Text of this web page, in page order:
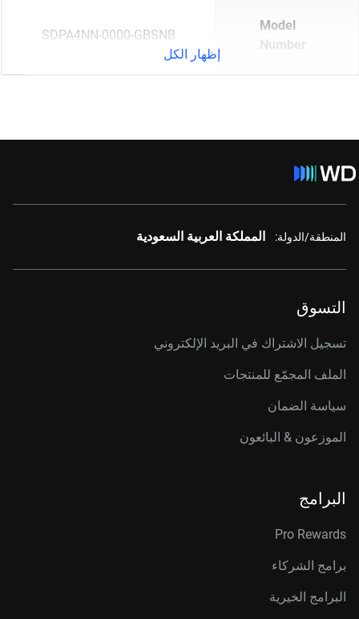
Model
Number
SDPA4NN-0000-GBSNB
إظهار الكل
المنطقة/الدولة: المملكة العربية السعودية
التسوق
تسجيل الاشتراك في البريد الإلكتروني
الملف المجمّع للمنتجات
سياسة الضمان
الموزعون & البائعون
البرامج
Pro Rewards
برامج الشركاء
البرامج الخيرية